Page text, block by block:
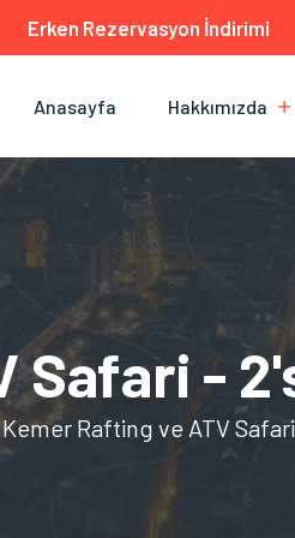
Erken Rezervasyon İndirimi
Anasayfa Hakkımızda
Safari -
Kemer Rafting ve ATV